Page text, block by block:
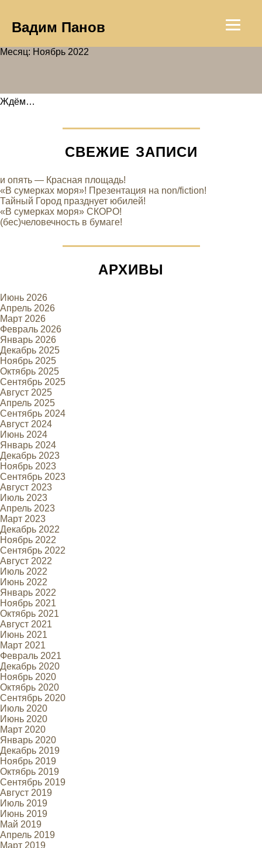
Вадим Панов
Месяц: Ноябрь 2022
Ждём…
СВЕЖИЕ ЗАПИСИ
и опять — Красная площадь!
«В сумерках моря»! Презентация на non/fiction!
Тайный Город празднует юбилей!
«В сумерках моря» СКОРО!
(бес)человечность в бумаге!
АРХИВЫ
Июнь 2026
Апрель 2026
Март 2026
Февраль 2026
Январь 2026
Декабрь 2025
Ноябрь 2025
Октябрь 2025
Сентябрь 2025
Август 2025
Апрель 2025
Сентябрь 2024
Август 2024
Июнь 2024
Январь 2024
Декабрь 2023
Ноябрь 2023
Сентябрь 2023
Август 2023
Июль 2023
Апрель 2023
Март 2023
Декабрь 2022
Ноябрь 2022
Сентябрь 2022
Август 2022
Июль 2022
Июнь 2022
Январь 2022
Ноябрь 2021
Октябрь 2021
Август 2021
Июнь 2021
Март 2021
Февраль 2021
Декабрь 2020
Ноябрь 2020
Октябрь 2020
Сентябрь 2020
Июль 2020
Июнь 2020
Март 2020
Январь 2020
Декабрь 2019
Ноябрь 2019
Октябрь 2019
Сентябрь 2019
Август 2019
Июль 2019
Июнь 2019
Май 2019
Апрель 2019
Март 2019